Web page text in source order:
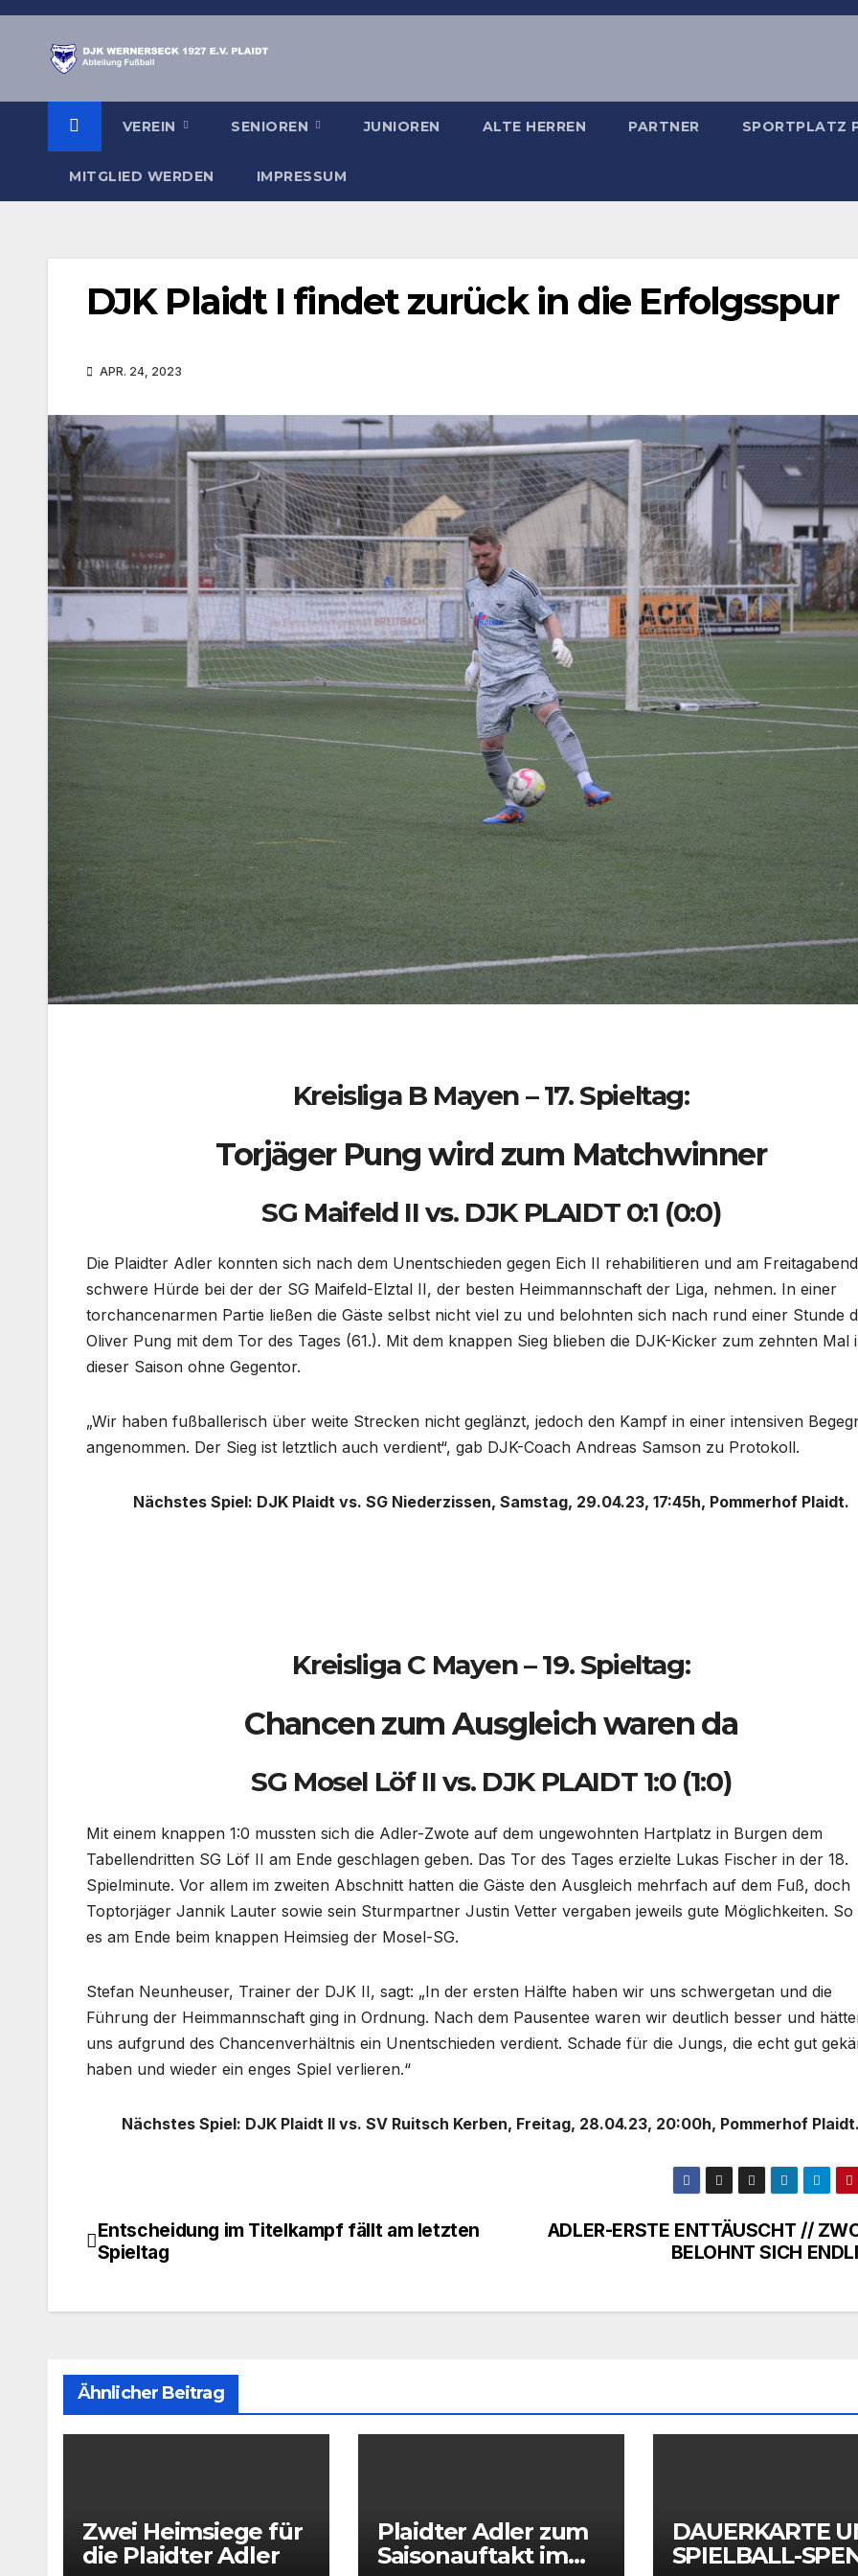
Zum
springen
VEREIN SENIOREN JUNIOREN ALTE HERREN PARTNER SPORTPLATZ
MITGLIED WERDEN IMPRESSUM
DJK Plaidt I findet zurück in die Erfolgsspur
APR. 24, 2023
Kreisliga B Mayen – 17. Spieltag:
Torjäger Pung wird zum Matchwinner
SG Maifeld II vs. DJK PLAIDT 0:1 (0:0)
Die Plaidter Adler konnten sich nach dem Unentschieden gegen Eich II rehabilitieren und am
schwere Hürde bei der der SG Maifeld-Elztal II, der besten Heimmannschaft der Liga, nehmen. In einer
torchancenarmen Partie ließen die Gäste selbst nicht viel zu und belohnten sich nach rund einer Stunde
Oliver Pung mit dem Tor des Tages (61.). Mit dem knappen Sieg blieben die DJK-Kicker zum zehnten Mal
dieser Saison ohne Gegentor.
„Wir haben fußballerisch über weite Strecken nicht geglänzt, jedoch den Kampf in einer intensiven
angenommen. Der Sieg ist letztlich auch verdient“, gab DJK-Coach Andreas Samson zu Protokoll.
Nächstes Spiel: DJK Plaidt vs. SG Niederzissen, Samstag, 29.04.23, 17:45h, Pommerhof Plaidt.
Kreisliga C Mayen – 19. Spieltag:
Chancen zum Ausgleich waren da
SG Mosel Löf II vs. DJK PLAIDT 1:0 (1:0)
Mit einem knappen 1:0 mussten sich die Adler-Zwote auf dem ungewohnten Hartplatz in Burgen dem
Tabellendritten SG Löf II am Ende geschlagen geben. Das Tor des Tages erzielte Lukas Fischer in der 18.
Spielminute. Vor allem im zweiten Abschnitt hatten die Gäste den Ausgleich mehrfach auf dem Fuß, doch
Toptorjäger Jannik Lauter sowie sein Sturmpartner Justin Vetter vergaben jeweils gute Möglichkeiten. So
es am Ende beim knappen Heimsieg der Mosel-SG.
Stefan Neunheuser, Trainer der DJK II, sagt: „In der ersten Hälfte haben wir uns schwergetan und die
Führung der Heimmannschaft ging in Ordnung. Nach dem Pausentee waren wir deutlich besser und
uns aufgrund des Chancenverhältnis ein Unentschieden verdient. Schade für die Jungs, die echt gut
haben und wieder ein enges Spiel verlieren.“
Nächstes Spiel: DJK Plaidt II vs. SV Ruitsch Kerben, Freitag, 28.04.23, 20:00h, Pommerhof Plaidt.
Beitragsnavigation
ADLER-ERSTE ENTTÄUSCHT //
BELOHNT SICH
Entscheidung im Titelkampf fällt am letzten
Spieltag
Ähnlicher Beitrag
Zwei Heimsiege für
die Plaidter Adler
Plaidter Adler zum
Saisonauftakt im
DAUERKARTE
SPIELBALL-